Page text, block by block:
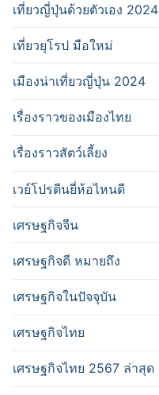
เที่ยวญี่ปุ่นด้วยตัวเอง 2024
เที่ยวยุโรป มือใหม่
เมืองน่าเที่ยวญี่ปุ่น 2024
เรื่องราวของเมืองไทย
เรื่องราวสัตว์เลี้ยง
เวย์โปรตีนยี่ห้อไหนดี
เศรษฐกิจจีน
เศรษฐกิจดี หมายถึง
เศรษฐกิจในปัจจุบัน
เศรษฐกิจไทย
เศรษฐกิจไทย 2567 ล่าสุด